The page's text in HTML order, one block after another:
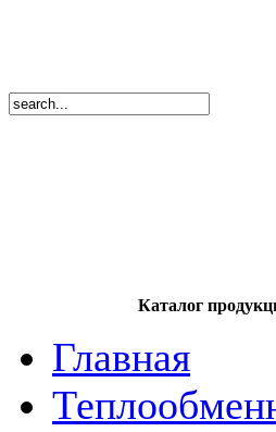
Каталог
Главная